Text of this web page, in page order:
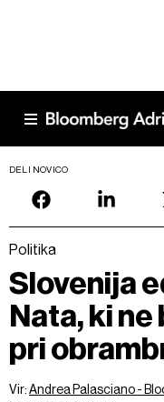
DELI NOVICO
Politika
Slovenija
Nata, ki
pri
Vir:Andrea Palasciano -